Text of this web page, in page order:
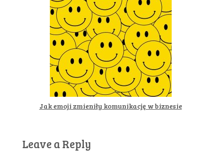
Jak emoji zmieniły komunikację w biznesie
Leave a Reply